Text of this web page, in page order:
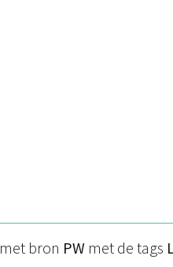
met bron PW met de tags